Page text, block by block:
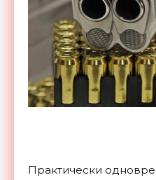
Практически